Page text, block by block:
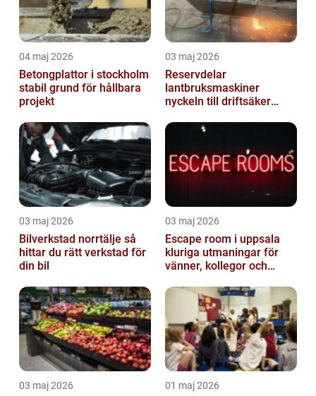
04 maj 2026
Betongplattor i stockholm
stabil grund för hållbara
projekt
03 maj 2026
Reservdelar
lantbruksmaskiner
nyckeln till driftsäker
03 maj 2026
Bilverkstad norrtälje så
hittar du rätt verkstad för
din bil
03 maj 2026
Escape room i uppsala
kluriga utmaningar för
vänner, kollegor och
03 maj 2026 01 maj 2026